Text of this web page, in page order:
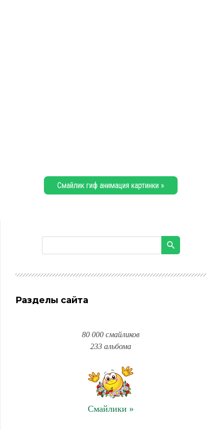
Смайлик гиф анимация картинки »
Разделы сайта
80 000 смайликов
233 альбома
Смайлики »